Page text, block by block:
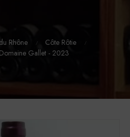
Rhône
Côte Rôtie
Gallet - 2023